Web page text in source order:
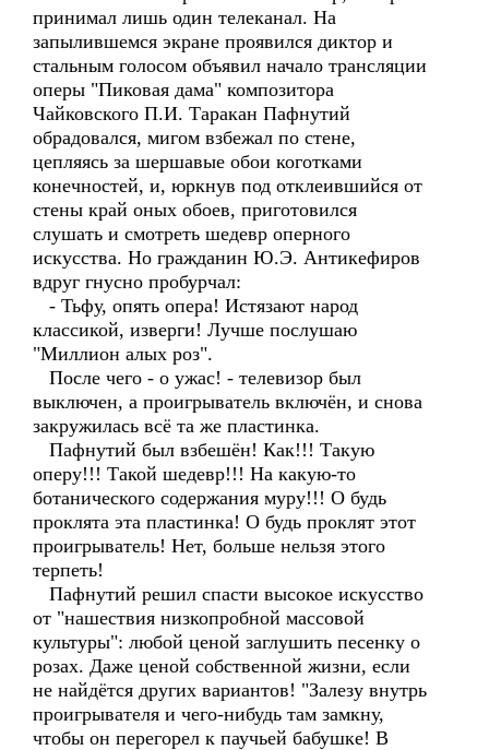
принимал лишь один телеканал. На
запылившемся экране проявился диктор и
стальным голосом объявил начало трансляции
оперы "Пиковая дама" композитора
Чайковского П.И. Таракан Пафнутий
обрадовался, мигом взбежал по стене,
цепляясь за шершавые обои коготками
конечностей, и, юркнув под отклеившийся от
стены край оных обоев, приготовился
слушать и смотреть шедевр оперного
искусства. Но гражданин Ю.Э. Антикефиров
вдруг гнусно пробурчал:
- Тьфу, опять опера! Истязают народ
классикой, изверги! Лучше послушаю
"Миллион алых роз".
После чего - о ужас! - телевизор был
выключен, а проигрыватель включён, и снова
закружилась всё та же пластинка.
Пафнутий был взбешён! Как!!! Такую
оперу!!! Такой шедевр!!! На какую-то
ботанического содержания муру!!! О будь
проклята эта пластинка! О будь проклят этот
проигрыватель! Нет, больше нельзя этого
терпеть!
Пафнутий решил спасти высокое искусство
от "нашествия низкопробной массовой
культуры": любой ценой заглушить песенку о
розах. Даже ценой собственной жизни, если
не найдётся других вариантов! "Залезу внутрь
проигрывателя и чего-нибудь там замкну,
чтобы он перегорел к паучьей бабушке! В